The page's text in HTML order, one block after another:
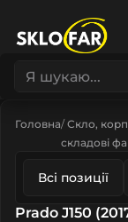
Головна Скло,
складові
Всі позиції
Prado J150